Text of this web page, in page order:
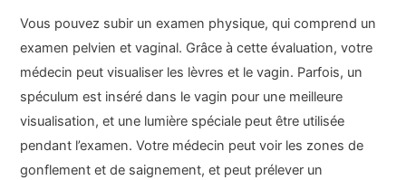
Vous pouvez subir un examen physique, qui comprend un
examen pelvien et vaginal. Grâce à cette évaluation, votre
médecin peut visualiser les lèvres et le vagin. Parfois, un
spéculum est inséré dans le vagin pour une meilleure
visualisation, et une lumière spéciale peut être utilisée
pendant l’examen. Votre médecin peut voir les zones de
gonflement et de saignement, et peut prélever un